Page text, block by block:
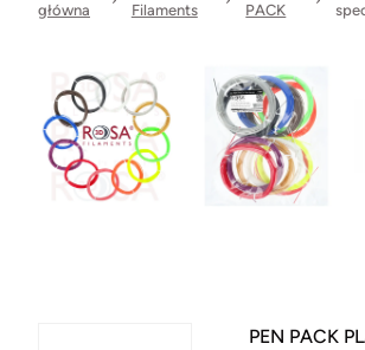
główna
Filaments
PACK
PEN PACK